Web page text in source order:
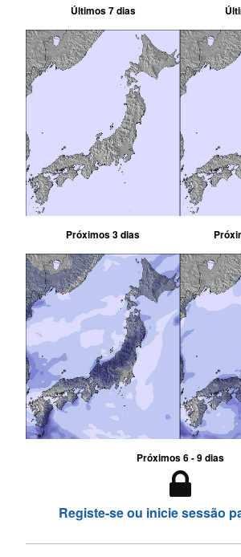
Últimos 7 dias
Próximos 3 dias
Próximos 6 - 9 dias
Registe-se ou inicie sessão